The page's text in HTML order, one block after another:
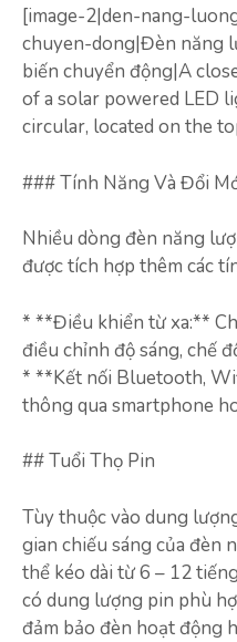
[image-2|den-nang-
chuyen-dong|Đèn năng
biến chuyển động|A
of a solar powered LED
circular, located on the
### Tính Năng Và Đổi
Nhiều dòng đèn năng
được tích hợp thêm các
* **Điều khiển từ xa:**
điều chỉnh độ sáng, chế
* **Kết nối Bluetooth,
thông qua smartphone
## Tuổi Thọ Pin
Tùy thuộc vào dung
gian chiếu sáng của đèn
thể kéo dài từ 6 – 12
có dung lượng pin phù
đảm bảo đèn hoạt động